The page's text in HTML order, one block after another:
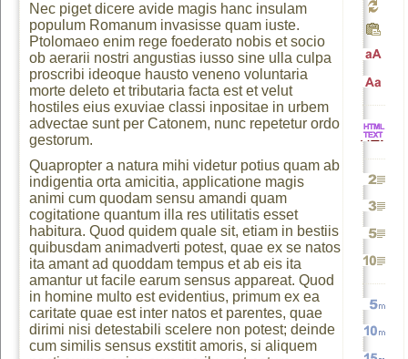
un
en
en
HTML
vers
TEXTE
et
2
3
5
10
Nec piget dicere avide magis hanc insulam
populum Romanum invasisse quam iuste.
Ptolomaeo enim rege foederato nobis et socio
ob aerarii nostri angustias iusso sine ulla culpa
proscribi ideoque hausto veneno voluntaria
morte deleto et tributaria facta est et velut
hostiles eius exuviae classi inpositae in urbem
advectae sunt per Catonem, nunc repetetur ordo
gestorum.
Quapropter a natura mihi videtur potius quam ab
indigentia orta amicitia, applicatione magis
animi cum quodam sensu amandi quam
cogitatione quantum illa res utilitatis esset
habitura. Quod quidem quale sit, etiam in bestiis
quibusdam animadverti potest, quae ex se natos
ita amant ad quoddam tempus et ab eis ita
amantur ut facile earum sensus appareat. Quod
in homine multo est evidentius, primum ex ea
caritate quae est inter natos et parentes, quae
dirimi nisi detestabili scelere non potest; deinde
cum similis sensus exstitit amoris, si aliquem